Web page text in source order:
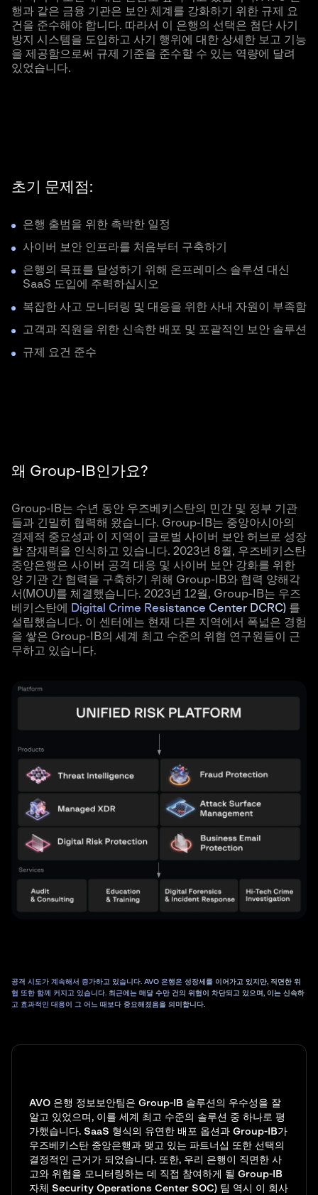
행과 같은 금융 기관은 보안 체계를 강화하기 위한 규제 요
건을 준수해야 합니다. 따라서 이 은행의 선택은 첨단 사기
방지 시스템을 도입하고 사기 행위에 대한 상세한 보고 기능
을 제공함으로써 규제 기준을 준수할 수 있는 역량에 달려
있었습니다.
초기 문제점:
은행 출범을 위한 촉박한 일정
사이버 보안 인프라를 처음부터 구축하기
은행의 목표를 달성하기 위해 온프레미스 솔루션 대신
SaaS 도입에 주력하십시오
복잡한 사고 모니터링 및 대응을 위한 사내 자원이 부족함
고객과 직원을 위한 신속한 배포 및 포괄적인 보안 솔루션
규제 요건 준수
왜 Group-IB인가요?
Group-IB는 수년 동안 우즈베키스탄의 민간 및 정부 기관
들과 긴밀히 협력해 왔습니다. Group-IB는 중앙아시아의
경제적 중요성과 이 지역이 글로벌 사이버 보안 허브로 성장
할 잠재력을 인식하고 있습니다. 2023년 8월, 우즈베키스탄
중앙은행은 사이버 공격 대응 및 사이버 보안 강화를 위한
양 기관 간 협력을 구축하기 위해 Group-IB와 협력 양해각
서(MOU)를 체결했습니다. 2023년 12월, Group-IB는 우즈
베키스탄에
Digital Crime Resistance Center DCRC) 를
설립했습니다. 이 센터에는 현재 다른 지역에서 폭넓은 경험
을 쌓은 Group-IB의 세계 최고 수준의 위협 연구원들이 근
무하고 있습니다.
공격 시도가 계속해서 증가하고 있습니다. AVO 은행은 성장세를 이어가고 있지만, 직면한 위
협 또한 함께 커지고 있습니다. 최근에는 매달 수만 건의 위협이 차단되고 있으며, 이는 신속하
고 효과적인 대응이 그 어느 때보다 중요해졌음을 의미합니다.
AVO 은행 정보보안팀은 Group-IB 솔루션의 우수성을 잘
알고 있었으며, 이를 세계 최고 수준의 솔루션 중 하나로 평
가했습니다. SaaS 형식의 유연한 배포 옵션과 Group-IB가
우즈베키스탄 중앙은행과 맺고 있는 파트너십 또한 선택의
결정적인 근거가 되었습니다. 또한, 우리 은행이 직면한 사
고와 위협을 모니터링하는 데 직접 참여하게 될 Group-IB
자체 Security Operations Center SOC) 팀 역시 이 회사